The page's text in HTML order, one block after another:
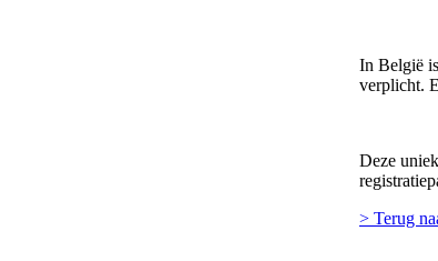
In België
verplicht.
Deze
> Terug